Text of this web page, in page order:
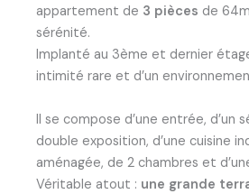
appartement de 3 pièces de
sérénité.
Implanté au 3ème et dernier
intimité rare et d’un
Il se compose d’une entrée, d’un
double exposition, d’une cuisine
aménagée, de 2 chambres et
Véritable atout : une grande